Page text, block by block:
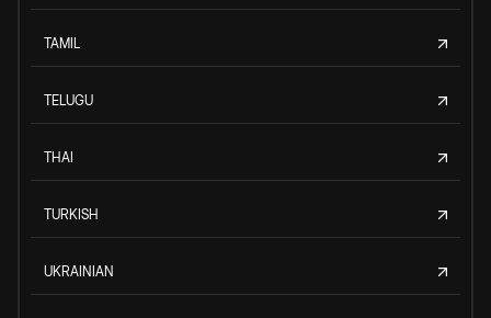
TAMIL
TELUGU
THAI
TURKISH
UKRAINIAN